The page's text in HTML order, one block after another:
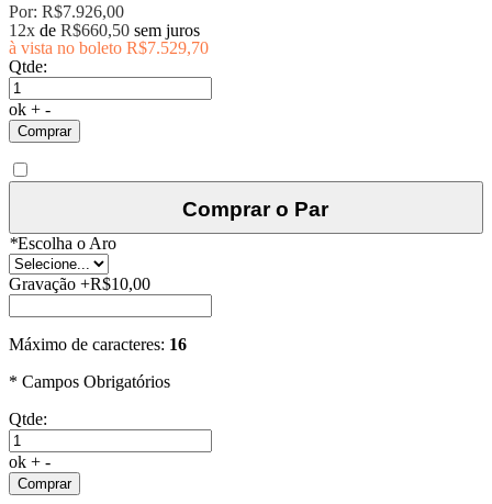
Por: R$7.926,00
12x de R$660,50 sem juros
à vista no boleto R$7.529,70
Qtde:
ok + -
Comprar
Comprar o Par
*Escolha o Aro
Gravação +R$10,00
Máximo de caracteres: 16
* Campos Obrigatórios
Qtde:
ok + -
Comprar